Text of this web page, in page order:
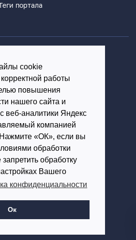
cookie
работы
повышения
нашего сайта и
веб-аналитики Яндекс
компанией
«ОК», если вы
обработки
обработку
Вашего
конфиденциальности
Ок
портала
персональных данных
возможно только с
администрации портала